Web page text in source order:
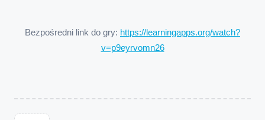
Bezpośredni link do gry: https://learningapps.org/watch?
v=p9eyrvomn26